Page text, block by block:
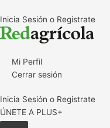
Inicia Sesión o Registrate
Mi Perfil
Cerrar sesión
Inicia Sesión o Registrate
ÚNETE A PLUS+